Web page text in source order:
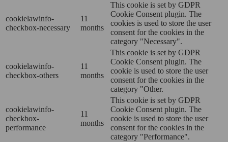
cookielawinfo-
checkbox-necessary
11
months
This cookie is set by GDPR
Cookie Consent plugin. The
cookies is used to store the user
consent for the cookies in the
category "Necessary".
cookielawinfo-
checkbox-others
11
months
This cookie is set by GDPR
Cookie Consent plugin. The
cookie is used to store the user
consent for the cookies in the
category "Other.
cookielawinfo-
checkbox-
performance
11
months
This cookie is set by GDPR
Cookie Consent plugin. The
cookie is used to store the user
consent for the cookies in the
category "Performance".